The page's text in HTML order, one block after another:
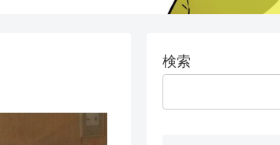
検索